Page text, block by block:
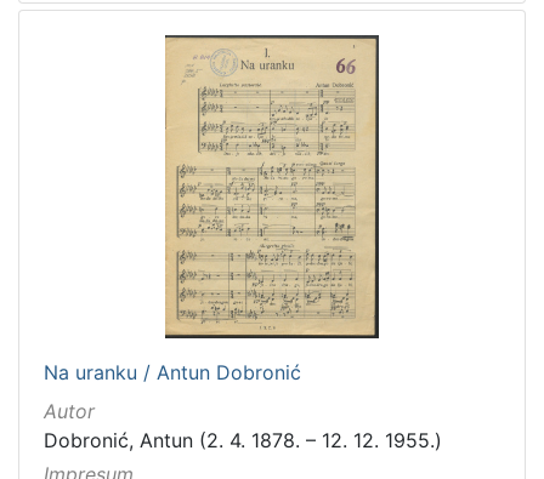
Na uranku / Antun Dobronić
Autor
Dobronić, Antun (2. 4. 1878. – 12. 12. 1955.)
Impresum